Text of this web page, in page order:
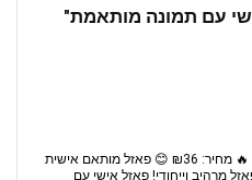
עם תמונה מותאמת"
🔥 "פאזל אישי עם תמונה מותאמת" 🔥 🔥 מחיר: ₪36 😊 פאזל מותאם אישית
מרהיב וייחודי! פאזל אישי עם